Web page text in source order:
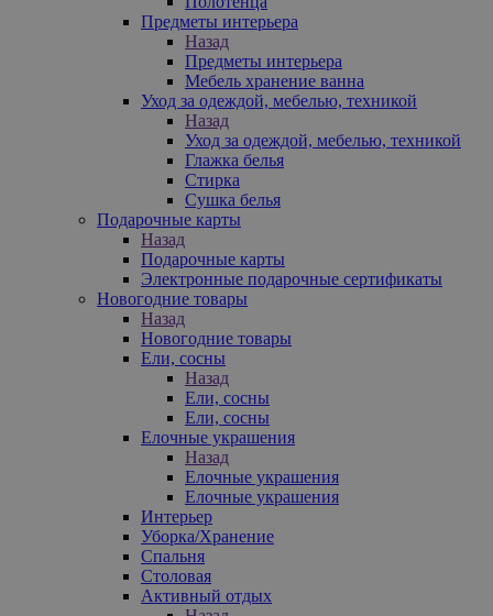
Предметы интерьера
Назад
Предметы интерьера
Мебель хранение ванна
Уход за одеждой, мебелью, техникой
Назад
Уход за одеждой, мебелью, техникой
Глажка белья
Стирка
Сушка белья
Подарочные карты
Назад
Подарочные карты
Электронные подарочные сертификаты
Новогодние товары
Назад
Новогодние товары
Ели, сосны
Назад
Ели, сосны
Ели, сосны
Елочные украшения
Назад
Елочные украшения
Елочные украшения
Интерьер
Уборка/Хранение
Спальня
Столовая
Активный отдых